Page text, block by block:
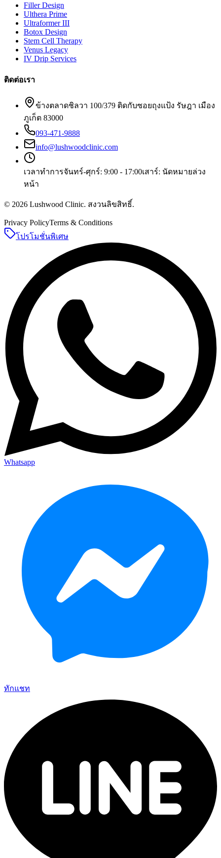
Filler Design
Ulthera Prime
Ultraformer III
Botox Design
Stem Cell Therapy
Venus Legacy
IV Drip Services
ติดต่อเรา
ข้างตลาดชิลวา 100/379 ติดกับซอยถุงแป้ง รัษฎา เมือง
ภูเก็ต 83000
093-471-9888
info@lushwoodclinic.com
เวลาทำการจันทร์-ศุกร์: 9:00 - 17:00เสาร์: นัดหมายล่วง
หน้า
© 2026 Lushwood Clinic. สงวนลิขสิทธิ์.
Privacy PolicyTerms & Conditions
โปรโมชั่นพิเศษ
Whatsapp
ทักแชท